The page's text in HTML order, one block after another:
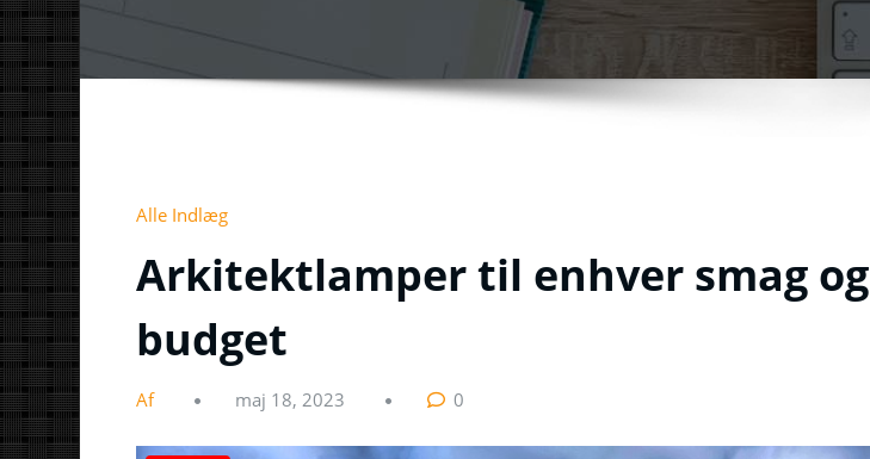
Alle Indlæg
Arkitektlamper til enhver smag og
budget
Af maj 18, 2023 0